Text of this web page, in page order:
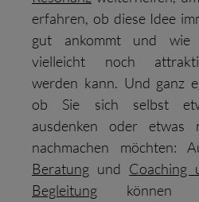
erfahren, ob diese Idee
gut ankommt und wie
vielleicht noch
werden kann. Und ganz
ob Sie sich selbst
ausdenken oder etwas
nachmachen möchten:
Beratung und Coaching
Begleitung können